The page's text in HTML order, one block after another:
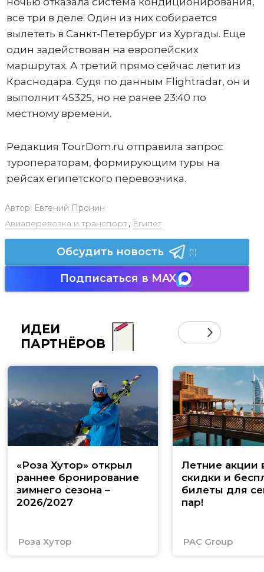
все три в деле. Один из них собирается
вылететь в Санкт-Петербург из Хургады. Еще
один задействован на европейских
маршрутах. А третий прямо сейчас летит из
Краснодара. Судя по данным Flightradar, он и
выполнит 4S325, но не ранее 23:40 по
местному времени.
Редакция TourDom.ru отправила запрос
туроператорам, формирующим туры на
рейсах египетского перевозчика.
Автор: Евгений Пронин
Авиаперевозка и транспорт, Египет
Обсудить новость (1)
Подписаться в MAX
ИДЕИ
ПАРТНЁРОВ
«Роза Хутор» открыл
раннее бронирование
зимнего сезона –
2026/2027
Роза Хутор
Летние акции
скидки и
билеты для
пар!
PAC Group